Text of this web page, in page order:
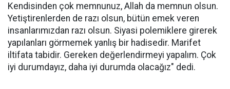
Kendisinden çok memnunuz, Allah da memnun olsun.
Yetiştirenlerden de razı olsun, bütün emek veren
insanlarımızdan razı olsun. Siyasi polemiklere girerek
yapılanları görmemek yanlış bir hadisedir. Marifet
iltifata tabidir. Gereken değerlendirmeyi yapalım. Çok
iyi durumdayız, daha iyi durumda olacağız" dedi.